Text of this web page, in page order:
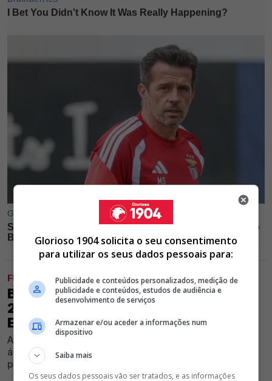
FUTEBOL
BENFICA NÃO BAIXA FASQUIA DOS
20M POR JOGADOR DE MARCO SILVA
E NEGÓCIO ESTÁ PRESTES A RUIR
Atleta teve sua saída praticamente decretada, mas
águias batem o pé por valor e clube estrangeiro não
pretende chegar aos valores pedidos
Glorioso 1904 solicita o seu consentimento
para utilizar os seus dados pessoais para:
Publicidade e conteúdos personalizados, medição de
publicidade e conteúdos, estudos de audiência e
desenvolvimento de serviços
Armazenar e/ou aceder a informações num
dispositivo
Saiba mais
Os seus dados pessoais vão ser tratados, e as informações